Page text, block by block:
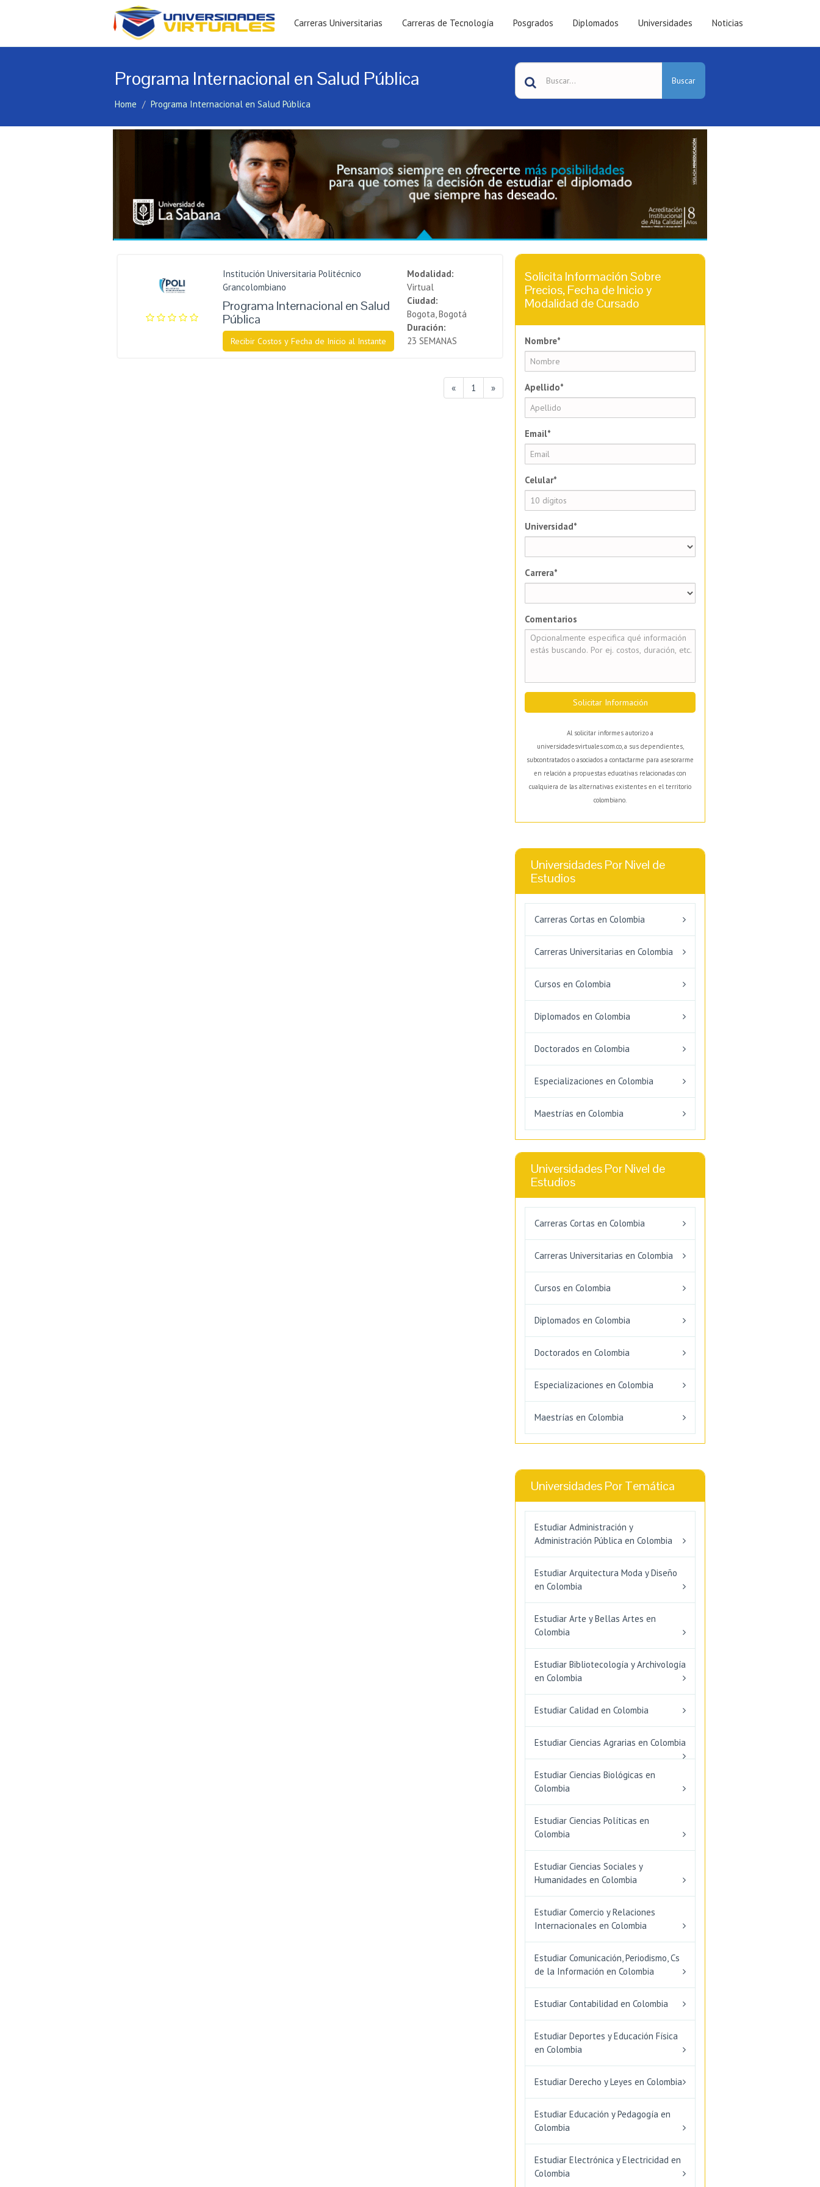
Carreras Universitarias Carreras de Tecnología Posgrados Diplomados Universidades Noticias
Programa Internacional en Salud Pública
Home Programa Internacional en Salud Pública
Buscar
Institución Universitaria Politécnico
Grancolombiano
Programa Internacional en Salud
Pública
Recibir Costos y Fecha de Inicio al Instante
Modalidad:
Virtual
Ciudad:
Bogota, Bogotá
Duración:
23 SEMANAS
« 1 »
Solicita Información Sobre
Precios, Fecha de Inicio y
Modalidad de Cursado
Nombre*
Apellido*
Email*
Celular*
Universidad*
Carrera*
Comentarios
Solicitar Información
Al solicitar informes autorizo a
universidadesvirtuales.com.co, a sus dependientes,
subcontratados o asociados a contactarme para asesorarme
en relación a propuestas educativas relacionadas con
cualquiera de las alternativas existentes en el territorio
colombiano.
Universidades Por Nivel de
Estudios
Carreras Cortas en Colombia
Carreras Universitarias en Colombia
Cursos en Colombia
Diplomados en Colombia
Doctorados en Colombia
Especializaciones en Colombia
Maestrías en Colombia
Universidades Por Nivel de
Estudios
Carreras Cortas en Colombia
Carreras Universitarias en Colombia
Cursos en Colombia
Diplomados en Colombia
Doctorados en Colombia
Especializaciones en Colombia
Maestrías en Colombia
Universidades Por Temática
Estudiar Administración y
Administración Pública en Colombia
Estudiar Arquitectura Moda y Diseño
en Colombia
Estudiar Arte y Bellas Artes en
Colombia
Estudiar Bibliotecología y Archivología
en Colombia
Estudiar Calidad en Colombia
Estudiar Ciencias Agrarias en Colombia
Estudiar Ciencias Biológicas en
Colombia
Estudiar Ciencias Políticas en
Colombia
Estudiar Ciencias Sociales y
Humanidades en Colombia
Estudiar Comercio y Relaciones
Internacionales en Colombia
Estudiar Comunicación, Periodismo, Cs
de la Información en Colombia
Estudiar Contabilidad en Colombia
Estudiar Deportes y Educación Física
en Colombia
Estudiar Derecho y Leyes en Colombia
Estudiar Educación y Pedagogía en
Colombia
Estudiar Electrónica y Electricidad en
Colombia